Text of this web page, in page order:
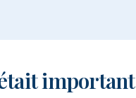
important